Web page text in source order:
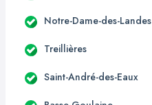
Notre-Dame-des-Landes
Treillières
Saint-André-des-Eaux